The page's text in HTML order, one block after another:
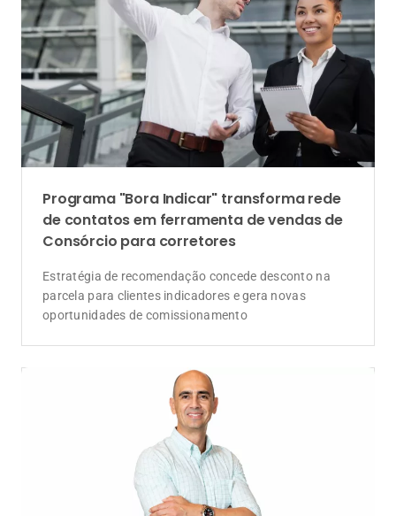
Programa "Bora Indicar" transforma rede
de contatos em ferramenta de vendas de
Consórcio para corretores
Estratégia de recomendação concede desconto na
parcela para clientes indicadores e gera novas
oportunidades de comissionamento